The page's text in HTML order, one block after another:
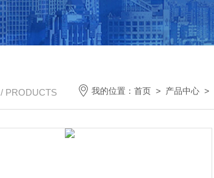
/ PRODUCTS 我的位置：首页 > 产品中心 >